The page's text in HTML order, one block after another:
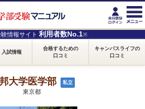
情報サイト 利用者数No.1※
入試情報
合格するための
口コミ
キャンパスライフの
口コミ
大学医学部 私立
東京都